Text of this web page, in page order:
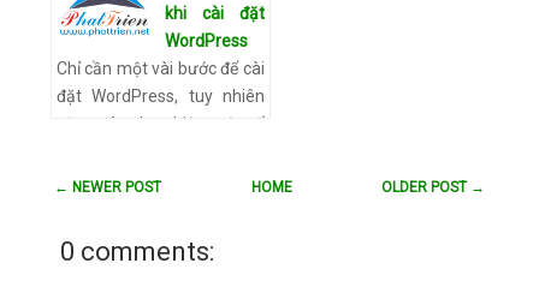
bảng,các bạn có muốn trải
nghiệm hệ điều hành này
trê…Xem chi tiết
khi cài đặt
WordPress
Chỉ cần một vài bước để cài
đặt WordPress, tuy nhiên
cũng nên thực hiện một số
ưu hơn cũng như tăng tính
← NEWER POST OLDER POST →
HOME
0 comments: